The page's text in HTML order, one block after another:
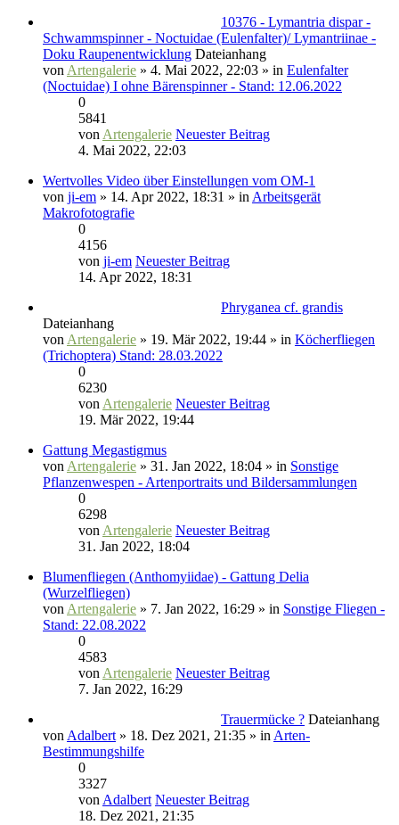
10376 - Lymantria dispar -
Schwammspinner - Noctuidae (Eulenfalter)/ Lymantriinae -
Doku Raupenentwicklung Dateianhang
von Artengalerie » 4. Mai 2022, 22:03 » in Eulenfalter
(Noctuidae) I ohne Bärenspinner - Stand: 12.06.2022
0
5841
von Artengalerie Neuester Beitrag
4. Mai 2022, 22:03
Wertvolles Video über Einstellungen vom OM-1
von ji-em » 14. Apr 2022, 18:31 » in Arbeitsgerät
Makrofotografie
0
4156
von ji-em Neuester Beitrag
14. Apr 2022, 18:31
Phryganea cf. grandis
Dateianhang
von Artengalerie » 19. Mär 2022, 19:44 » in Köcherfliegen
(Trichoptera) Stand: 28.03.2022
0
6230
von Artengalerie Neuester Beitrag
19. Mär 2022, 19:44
Gattung Megastigmus
von Artengalerie » 31. Jan 2022, 18:04 » in Sonstige
Pflanzenwespen - Artenportraits und Bildersammlungen
0
6298
von Artengalerie Neuester Beitrag
31. Jan 2022, 18:04
Blumenfliegen (Anthomyiidae) - Gattung Delia
(Wurzelfliegen)
von Artengalerie » 7. Jan 2022, 16:29 » in Sonstige Fliegen -
Stand: 22.08.2022
0
4583
von Artengalerie Neuester Beitrag
7. Jan 2022, 16:29
Trauermücke ? Dateianhang
von Adalbert » 18. Dez 2021, 21:35 » in Arten-
Bestimmungshilfe
0
3327
von Adalbert Neuester Beitrag
18. Dez 2021, 21:35